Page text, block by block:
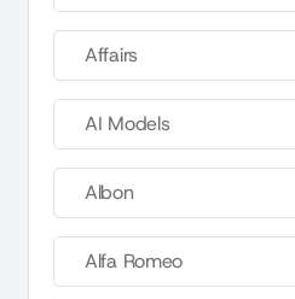
Affairs
AI Models
Albon
Alfa Romeo